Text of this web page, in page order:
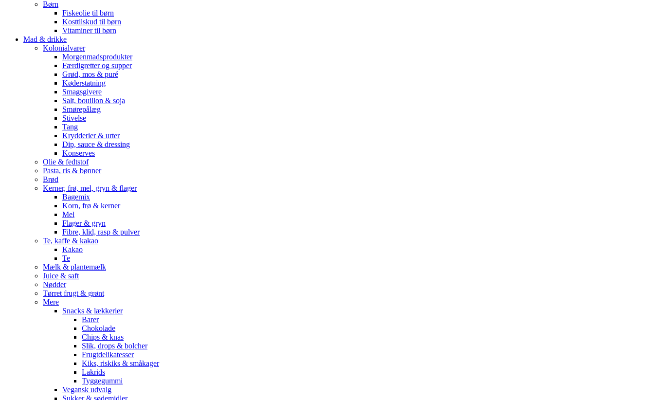
Børn
Fiskeolie til børn
Kosttilskud til børn
Vitaminer til børn
Mad & drikke
Kolonialvarer
Morgenmadsprodukter
Færdigretter og supper
Grød, mos & puré
Køderstatning
Smagsgivere
Salt, bouillon & soja
Smørepålæg
Stivelse
Tang
Krydderier & urter
Dip, sauce & dressing
Konserves
Olie & fedtstof
Pasta, ris & bønner
Brød
Kerner, frø, mel, gryn & flager
Bagemix
Korn, frø & kerner
Mel
Flager & gryn
Fibre, klid, rasp & pulver
Te, kaffe & kakao
Kakao
Te
Mælk & plantemælk
Juice & saft
Nødder
Tørret frugt & grønt
Mere
Snacks & lækkerier
Barer
Chokolade
Chips & knas
Slik, drops & bolcher
Frugtdelikatesser
Kiks, riskiks & småkager
Lakrids
Tyggegummi
Vegansk udvalg
Sukker & sødemidler